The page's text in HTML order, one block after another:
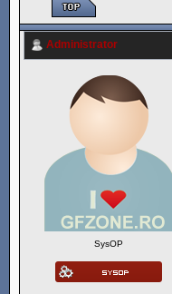
Administrator
SysOP